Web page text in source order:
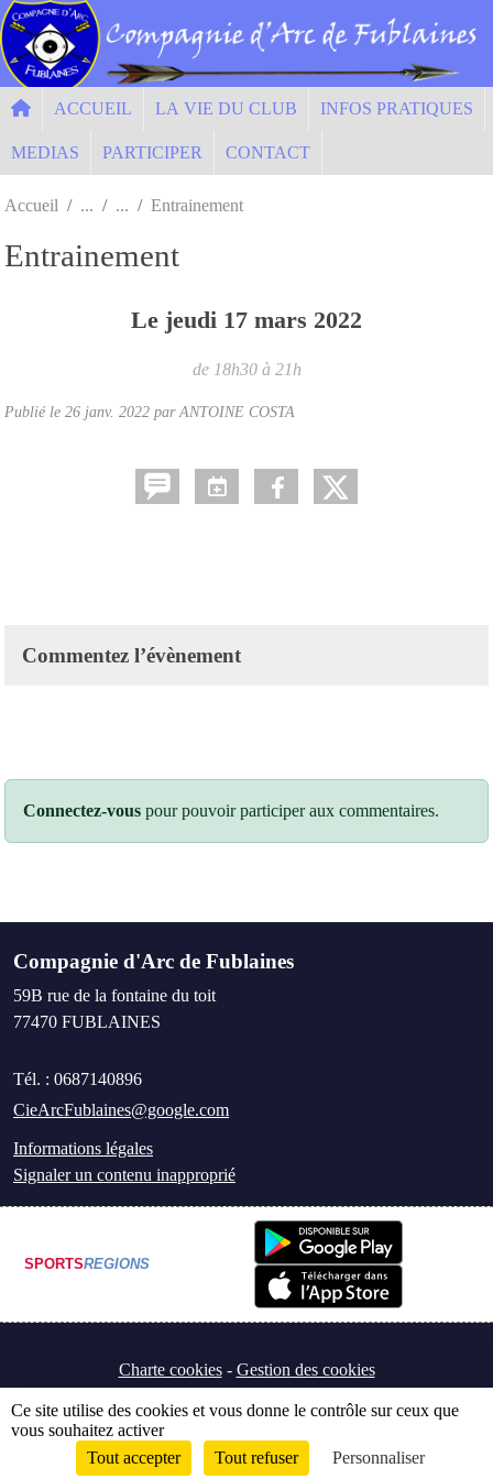
ACCUEIL LA VIE DU CLUB INFOS PRATIQUES
MEDIAS PARTICIPER CONTACT
Accueil Entrainement
Entrainement
Le jeudi 17 mars 2022
de 18h30 à 21h
Publié le 26 janv. 2022 par ANTOINE COSTA
Commentez l’évènement
Connectez-vous pour pouvoir participer aux commentaires.
Compagnie d'Arc de Fublaines
59B rue de la fontaine du toit
77470 FUBLAINES
Tél. : 0687140896
CieArcFublaines@google.com
Informations légales
Signaler un contenu inapproprié
SPORTSREGIONS
Charte cookies Gestion des cookies
Envie de participer ? Connexion
Panneau de gestion des cookies
Ce site utilise des cookies et vous donne le contrôle sur ceux que
vous souhaitez activer
Tout accepter
Tout refuser Personnaliser